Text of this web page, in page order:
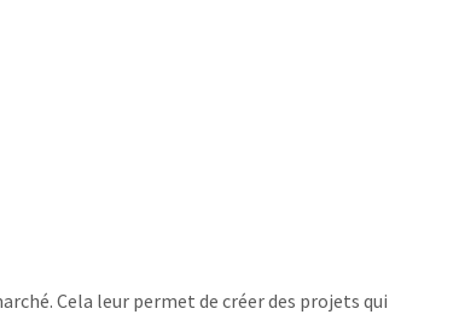
Cela leur permet de créer des projets qui